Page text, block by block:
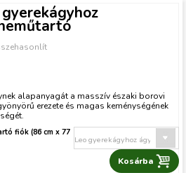
n
alapanyagát a masszív északi borovi
erezete és magas keménységének
fiók (86 cm x 77